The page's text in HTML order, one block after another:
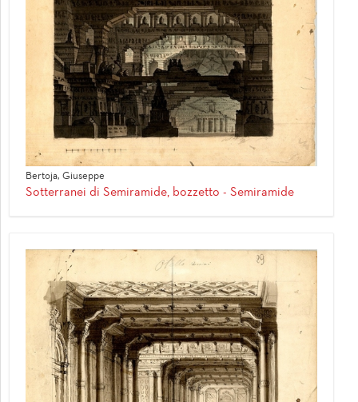
Bertoja, Giuseppe
Sotterranei di Semiramide, bozzetto - Semiramide